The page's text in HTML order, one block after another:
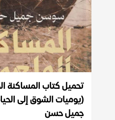
تحميل كتاب المساكنة
(يوميات الشوق إلى
جميل حسن